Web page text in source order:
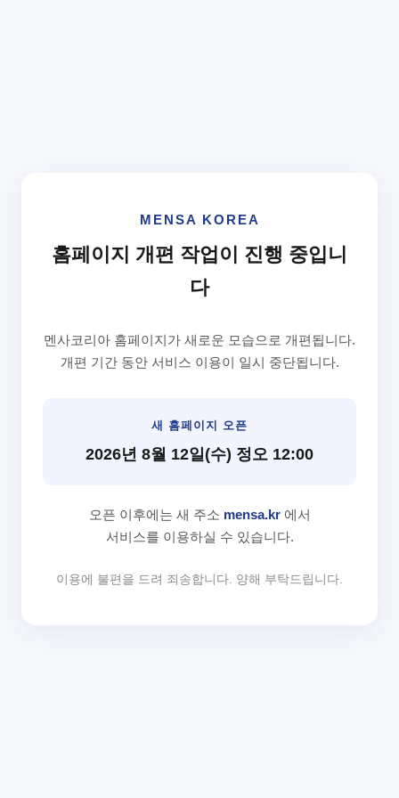
MENSA KOREA
홈페이지 개편 작업이 진행 중입니
다
멘사코리아 홈페이지가 새로운 모습으로 개편됩니다.
개편 기간 동안 서비스 이용이 일시 중단됩니다.
새 홈페이지 오픈
2026년 8월 12일(수) 정오 12:00
오픈 이후에는 새 주소 mensa.kr에서
서비스를 이용하실 수 있습니다.
이용에 불편을 드려 죄송합니다. 양해 부탁드립니다.